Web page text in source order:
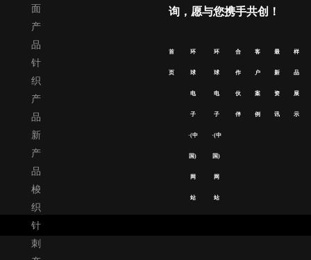
面
产
品
针
织
产
品
新
产
品
梭
织
针
刺
询，愿与您携手共创！
首
页
环
球
电
子
·(中
国)
网
站
环
球
电
子
·(中
国)
网
站
合
作
伙
伴
客
户
案
例
最
新
资
讯
样
品
展
示